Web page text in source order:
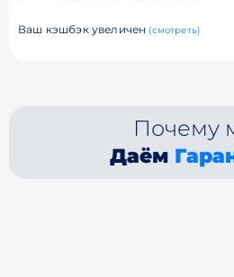
Ваш кэшбэк увеличен (смотреть)
Почему
Даём